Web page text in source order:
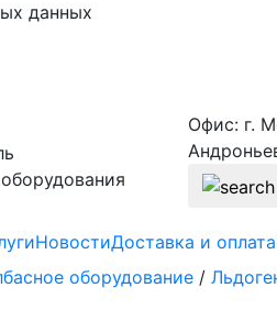
данных
Офис: г.
НовостиДоставка и оплата
оборудование /